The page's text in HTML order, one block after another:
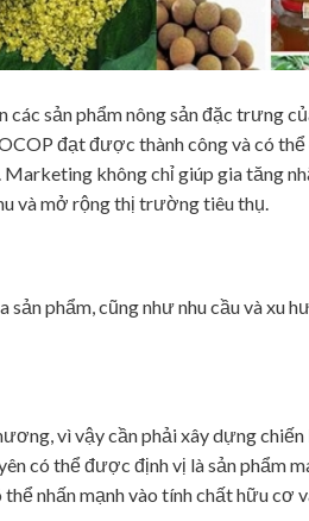
sản phẩm nông sản đặc trưng
đạt được thành công và có thể
không chỉ giúp gia tăng
và mở rộng thị trường tiêu thụ.
phẩm, cũng như nhu cầu và xu
vì vậy cần phải xây dựng
có thể được định vị là sản phẩm
nhấn mạnh vào tính chất hữu cơ